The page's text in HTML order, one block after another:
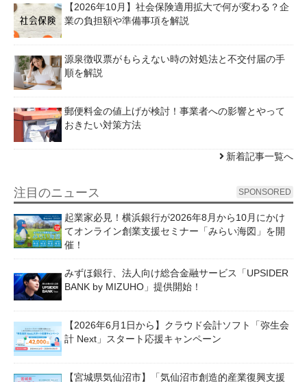
【2026年10月】社会保険適用拡大で何が変わる？企
業の負担額や準備事項を解説
源泉徴収票がもらえない時の対処法と不交付届の手
順を解説
郵便料金の値上げが検討！事業者への影響とやって
おきたい対策方法
新着記事一覧へ
注目のニュース SPONSORED
起業家必見！横浜銀行が2026年8月から10月にかけ
てオンライン創業支援セミナー「みらい海図」を開
催！
みずほ銀行、法人向け総合金融サービス「UPSIDER
BANK by MIZUHO」提供開始！
【2026年6月1日から】クラウド会計ソフト「弥生会
計 Next」スタート応援キャンペーン
【宮城県気仙沼市】「気仙沼市創造的産業復興支援